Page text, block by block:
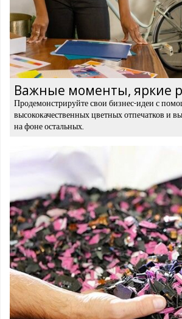
Важные моменты, яркие
Продемонстрируйте свои бизнес-идеи с
высококачественных цветных отпечатков и
на фоне остальных.